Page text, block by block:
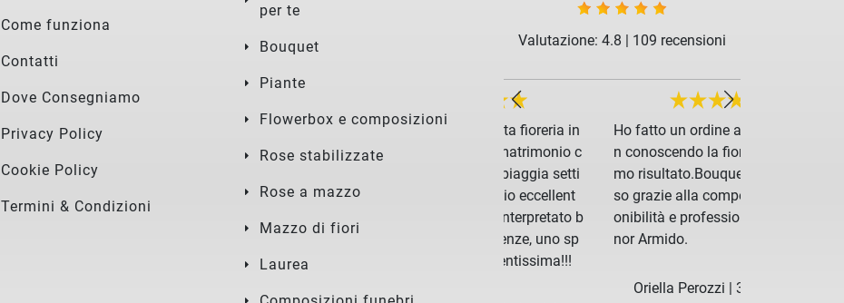
Come funziona
Contatti
Dove Consegniamo
Privacy Policy
Cookie Policy
Termini & Condizioni
per te
Bouquet
Piante
Flowerbox e composizioni
Rose stabilizzate
Rose a mazzo
Mazzo di fiori
Laurea
Valutazione: 4.8 | 109 recensioni
Professionisti del settore.La cor
ona di Laurea elegante e curata.
Il mazzo di fiori abbinato e durat
a Roma e ritorno).Grande attenz
Ho conosciuto questa fioreria in
occasione del mio matrimonio c
mana scorsa, servizio eccellent
enissimo le mi esigenze, uno sp
ettacolo, sono contentissima!!!
Ho fatto un ordine a distanza no
n conoscendo la fioreria,direi otti
mo risultato.Bouquet meraviglio
so grazie alla competenza, disp
onibilità e professionalità del sig
nor Armido.
|3 giorni fa